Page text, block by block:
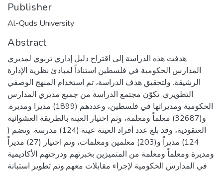
Publisher
Al-Quds University
Abstract
هدفت هذه الدراسة إلى اقتراح دليل إداري تربوي لمديري
المدارس الحكومية في فلسطين استناداً لمبادئ نظرية الإدارة
الرشيقة. ولتحقيق هدف الدراسة، تم استخدام المنهج الوصفي
التطويري. تكوّن مجتمع الدراسة من جميع مديري المدارس
الحكومية ومديراتها في فلسطين، وعددهم (1899) مديرا ومديرة.
و(32687) معلماً ومعلمة، وتم اختيار العينة بالطريقة العشوائية
العنقودية، وقد بلغ عدد أفراد العينة عينة (124) مدرسة. وتضم (
124) مديراً و(203) معلمين ومعلمات، وتم اختيار (27) مديراً
ومديرة ومعلماً ومعلمة من المتميزين بخبرتهم ودرجتهم الأكاديمية
في المدارس الحكومية لإجراء مقابلات معهم.وتم تطوير استبانة